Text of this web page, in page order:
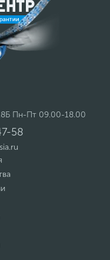
Пн-Пт 09.00-18.00
58